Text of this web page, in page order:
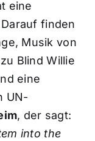
eine
finden
Musik von
Blind Willie
eine
UN-
, der sagt:
into the